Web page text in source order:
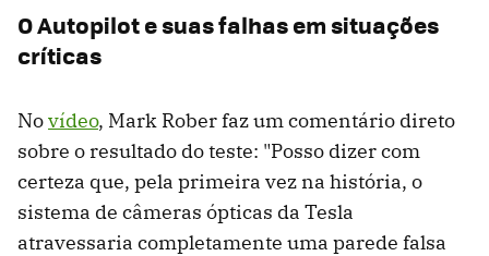
O Autopilot e suas falhas em situações
críticas
Novídeo, Mark Rober faz um comentário direto
sobre o resultado do teste: "Posso dizer com
certeza que, pela primeira vez na história, o
sistema de câmeras ópticas da Tesla
atravessaria completamente uma parede falsa